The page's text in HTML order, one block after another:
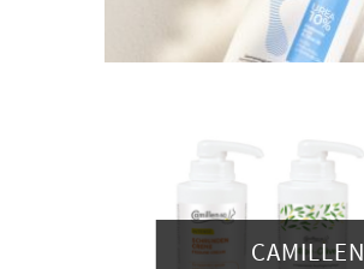
CAMILLEN